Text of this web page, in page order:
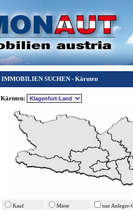
IMMOBILIEN SUCHEN - Kärnten
Kärnten:
Kauf Miete nur Anleger-